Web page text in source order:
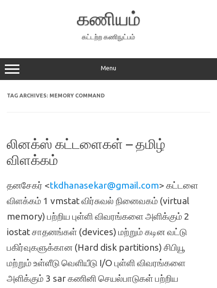
கணியம்
கட்டற்ற கணிநுட்பம்
Menu
TAG ARCHIVES: MEMORY COMMAND
லினக்ஸ் கட்டளைகள் – தமிழ்
விளக்கம்
தனசேகர் <tkdhanasekar@gmail.com> கட்டளை
விளக்கம் 1 vmstat விர்சுவல் நினைவகம் (virtual
memory) பற்றிய புள்ளி விவரங்களை அளிக்கும் 2
iostat சாதனங்கள் (devices) மற்றும் கடின வட்டு
பகிர்வுகளுக்கான (Hard disk partitions) சிபியூ
மற்றும் உள்ளீடு வெளியீடு I/O புள்ளி விவரங்களை
அளிக்கும் 3 sar கணினி செயல்பாடுகள் பற்றிய